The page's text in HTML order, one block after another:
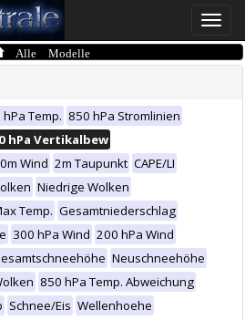
Toggle
Alle Modelle
hPa Temp. 850 hPa Stromlinien
hPa Vertikalbew
Wind 2m Taupunkt CAPE/LI
Niedrige Wolken
Temp. Gesamtniederschlag
300 hPa Wind 200 hPa Wind
Neuschneehöhe
850 hPa Temp. Abweichung
Schnee/Eis Wellenhoehe